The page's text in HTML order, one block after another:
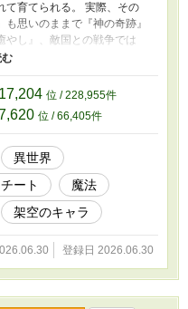
て育てられる。 実際、その
思いのままで『神の奇跡』
やし』、敵国との戦争では
』にまで押し上げた。 そん
匿されているので王族や貴族
平民がどうしてもと面会を
快く応じてやれば、なんと
前にいた。 「こいつらの
に立ちます！」そう言った今
たちは我が巫子として預か
の護衛兼世話係…巫子です」
くれました」と親には大金
への癒やしの奇跡だけで、
った。 「…二人とも。ここ
です。ここでは私以外に、貴
せん。私の護衛兼世話係をす
れる限り好きなように過ごし
ます。
17,204 位 / 228,955件
位 / 66,405件
異世界
チート
魔法
架空のキャラ
登録日 2026.06.30